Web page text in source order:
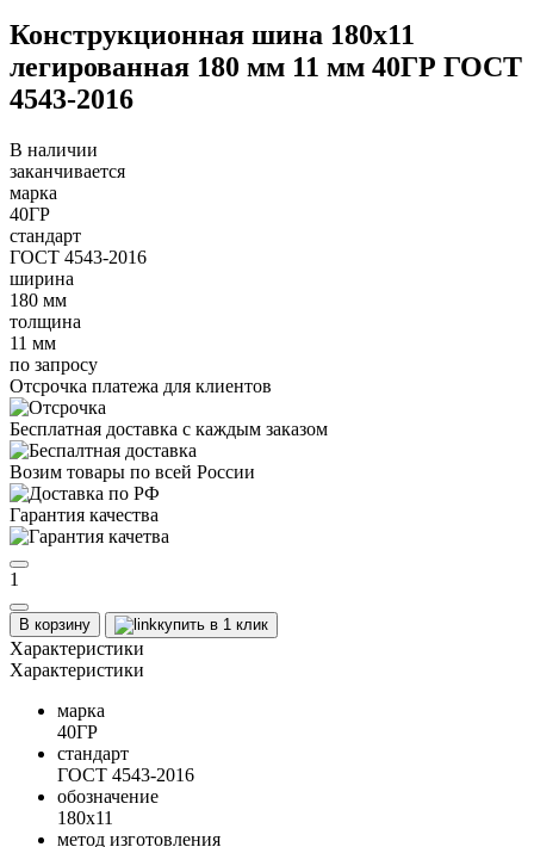
Конструкционная шина 180х11
легированная 180 мм 11 мм 40ГР ГОСТ
4543-2016
В наличии
заканчивается
марка
40ГР
стандарт
ГОСТ 4543-2016
ширина
180 мм
толщина
11 мм
по запросу
Отсрочка платежа для клиентов
Бесплатная доставка с каждым заказом
Возим товары по всей России
Гарантия качества
1
В корзину купить в 1 клик
Характеристики
Характеристики
марка
40ГР
стандарт
ГОСТ 4543-2016
обозначение
180х11
метод изготовления